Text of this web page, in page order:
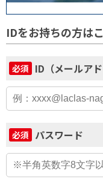
IDをお持ちの方は
必須 ID（メールアド
必須 パスワード